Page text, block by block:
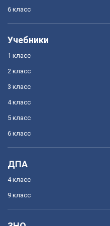
6 класс
Учебники
1 класс
2 класс
3 класс
4 класс
5 класс
6 класс
ДПА
4 класс
9 класс